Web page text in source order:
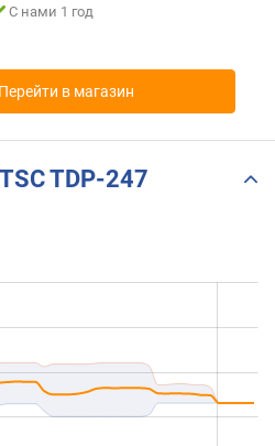
С нами 1 год
Перейти в магазин
TDP-247